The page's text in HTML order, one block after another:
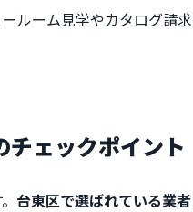
ルーム見学やカタログ請
チェックポイント
台東区で選ばれている業